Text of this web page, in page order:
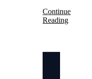
Continue
Reading